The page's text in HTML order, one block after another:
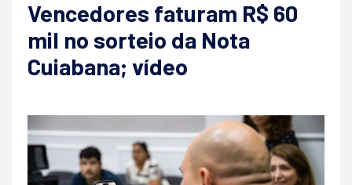
Vencedores faturam R$ 60
mil no sorteio da Nota
Cuiabana; vídeo